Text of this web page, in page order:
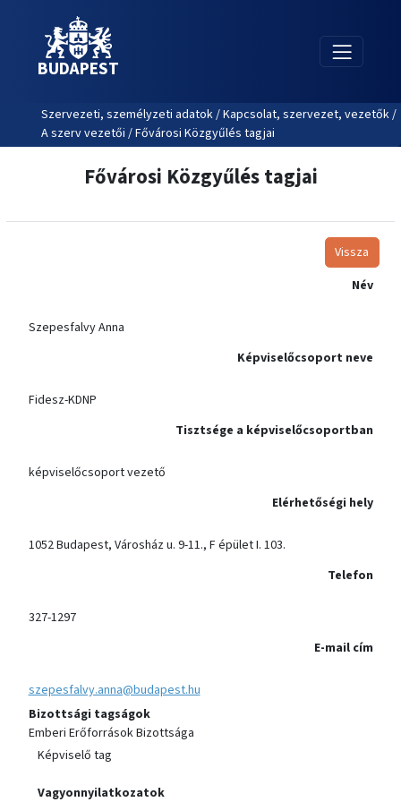
BUDAPEST
Szervezeti, személyzeti adatok / Kapcsolat, szervezet, vezetők /
A szerv vezetői / Fővárosi Közgyűlés tagjai
Fővárosi Közgyűlés tagjai
Vissza
Név
Szepesfalvy Anna
Képviselőcsoport neve
Fidesz-KDNP
Tisztsége a képviselőcsoportban
képviselőcsoport vezető
Elérhetőségi hely
1052 Budapest, Városház u. 9-11., F épület I. 103.
Telefon
327-1297
E-mail cím
szepesfalvy.anna@budapest.hu
Bizottsági tagságok
Emberi Erőforrások Bizottsága
Képviselő tag
Vagyonnyilatkozatok